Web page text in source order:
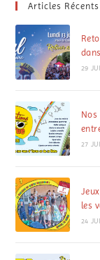
Articles Récents
29
Nos
27
les
24